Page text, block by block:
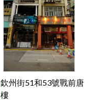
欽州街51和53號戰前唐
樓